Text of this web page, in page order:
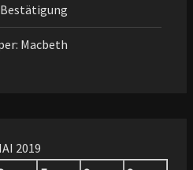
Bestätigung
Macbeth
2019